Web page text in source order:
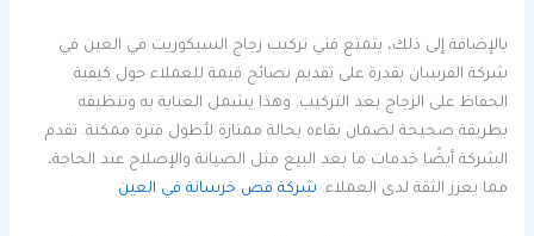
بالإضافة إلى ذلك، يتمتع فني تركيب زجاج السيكوريت في العين في
شركة الفرسان بقدرة على تقديم نصائح قيمة للعملاء حول كيفية
الحفاظ على الزجاج بعد التركيب. وهذا يشمل العناية به وتنظيفه
بطريقة صحيحة لضمان بقاءه بحالة ممتازة لأطول فترة ممكنة. تقدم
الشركة أيضًا خدمات ما بعد البيع مثل الصيانة والإصلاح عند الحاجة،
مما يعزز الثقة لدى العملاء. شركة قص خرسانة في العين